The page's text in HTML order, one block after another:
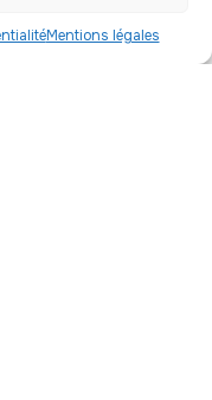
Mentions légales